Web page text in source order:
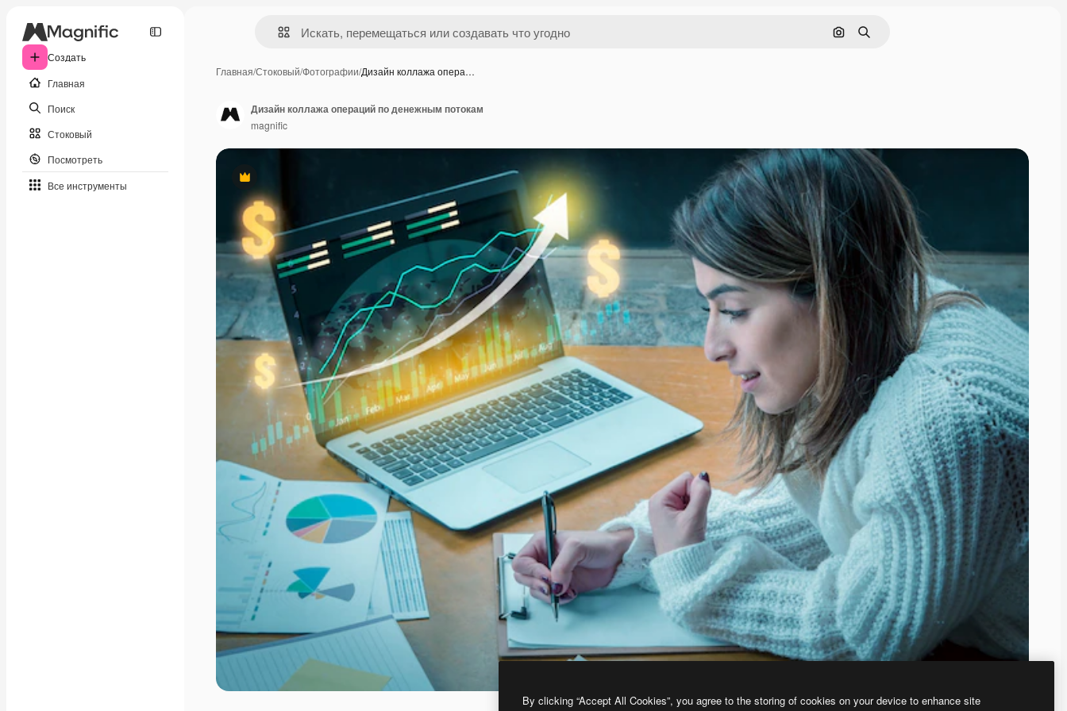
Создать
Главная
Поиск
Стоковый
Посмотреть
Все инструменты
Поиск по изображению
Поиск
Главная/Стоковый/Фотографии/Дизайн коллажа опера…
Премиум
Дизайн коллажа операций по денежным потокам
magnific
By clicking “Accept All Cookies”, you agree to the storing of cookies on your device to enhance site